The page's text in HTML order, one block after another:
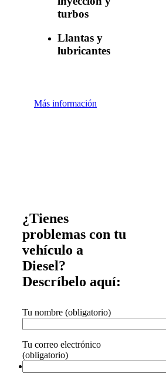
turbos
Llantas y
lubricantes
Más información
¿Tienes
problemas con tu
vehículo a
Diesel?
Descríbelo aquí:
Tu nombre (obligatorio)
Tu correo electrónico
(obligatorio)